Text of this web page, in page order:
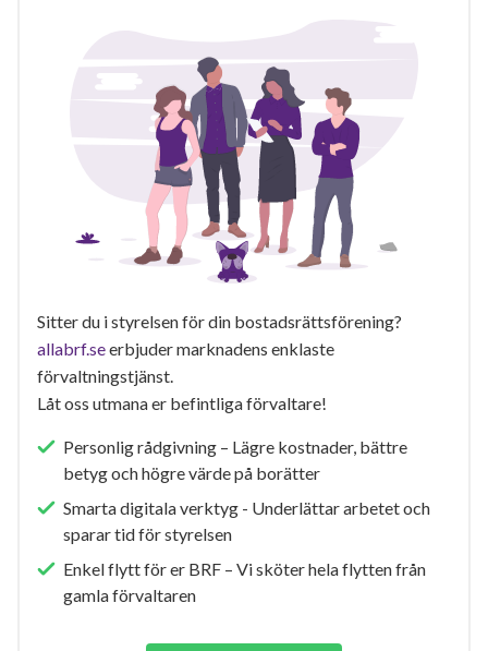
Sitter du i styrelsen för din bostadsrättsförening?
allabrf.seerbjuder marknadens enklaste
förvaltningstjänst.
Låt oss utmana er befintliga förvaltare!
Personlig rådgivning – Lägre kostnader, bättre
betyg och högre värde på borätter
Smarta digitala verktyg - Underlättar arbetet och
sparar tid för styrelsen
Enkel flytt för er BRF – Vi sköter hela flytten från
gamla förvaltaren